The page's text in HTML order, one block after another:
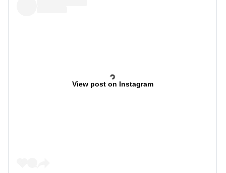
View post on Instagram